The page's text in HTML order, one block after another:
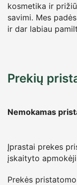
kosmetika ir
savimi. Mes
ir dar labiau
Prekių
Nemokamas
Įprastai prekes
įskaityto
Prekės